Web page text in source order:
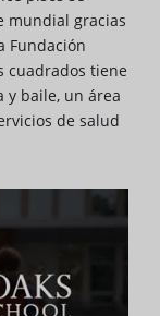
mundial gracias
Fundación
cuadrados tiene
y baile, un área
de salud